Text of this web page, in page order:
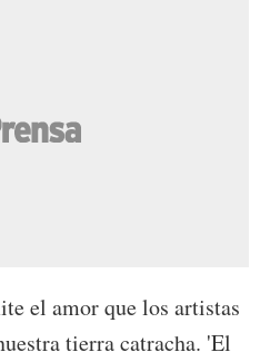
el amor que los artistas
tierra catracha. 'El